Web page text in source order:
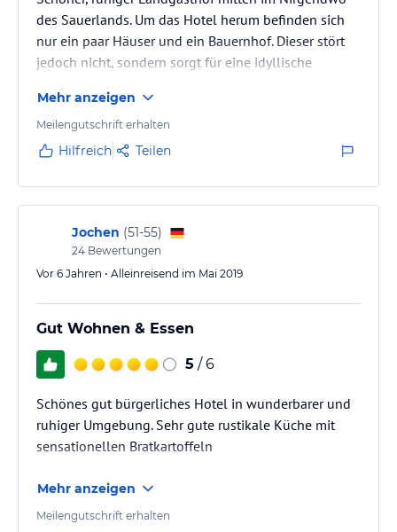
des Sauerlands. Um das Hotel herum befinden sich
nur ein paar Häuser und ein Bauernhof. Dieser stört
jedoch nicht, sondern sorgt für eine idyllische
was sehr passend ist. Insgesamt empfehlenswert.
Mehr anzeigen
Meilengutschrift erhalten
Hilfreich Teilen
Jochen (51-55)
24 Bewertungen
Vor 6 Jahren • Alleinreisend im Mai 2019
Gut Wohnen & Essen
5 / 6
Schönes gut bürgerliches Hotel in wunderbarer und
ruhiger Umgebung. Sehr gute rustikale Küche mit
sensationellen Bratkartoffeln
Mehr anzeigen
Meilengutschrift erhalten